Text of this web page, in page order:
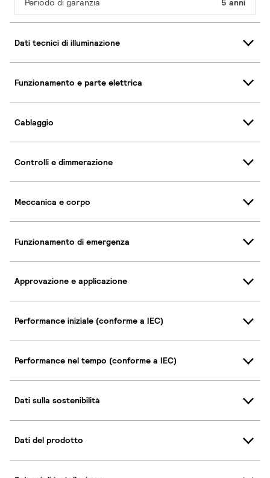
Periodo di garanzia 5 anni
Dati tecnici di illuminazione
Funzionamento e parte elettrica
Cablaggio
Controlli e dimmerazione
Meccanica e corpo
Funzionamento di emergenza
Approvazione e applicazione
Performance iniziale (conforme a IEC)
Performance nel tempo (conforme a IEC)
Dati sulla sostenibilità
Dati del prodotto